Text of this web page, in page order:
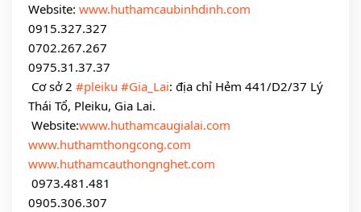
Website: www.huthamcaubinhdinh.com
0915.327.327
0702.267.267
0975.31.37.37
Cơ sở 2 #pleiku #Gia_Lai: địa chỉ Hẻm 441/D2/37 Lý
Thái Tổ, Pleiku, Gia Lai.
Website:www.huthamcaugialai.com
www.huthamthongcong.com
www.huthamcauthongnghet.com
0973.481.481
0905.306.307